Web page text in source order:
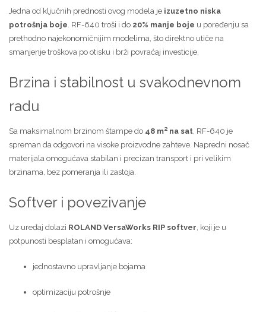
Jedna od ključnih prednosti ovog modela je izuzetno niska
potrošnja boje . RF-640 troši i do 20% manje boje u poređenju sa
prethodno najekonomičnijim modelima, što direktno utiče na
smanjenje troškova po otisku i brži povraćaj investicije.
Brzina i stabilnost u svakodnevnom
radu
Sa maksimalnom brzinom štampe do 48 m² na sat , RF-640 je
spreman da odgovori na visoke proizvodne zahteve. Napredni nosač
materijala omogućava stabilan i precizan transport i pri velikim
brzinama, bez pomeranja ili zastoja.
Softver i povezivanje
Uz uređaj dolazi ROLAND VersaWorks RIP softver , koji je u
potpunosti besplatan i omogućava:
jednostavno upravljanje bojama
optimizaciju potrošnje